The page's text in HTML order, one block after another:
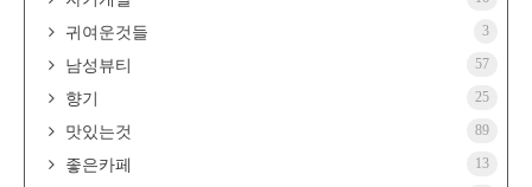
귀여운것들 3
남성뷰티 57
향기 25
맛있는것 89
좋은카페 13